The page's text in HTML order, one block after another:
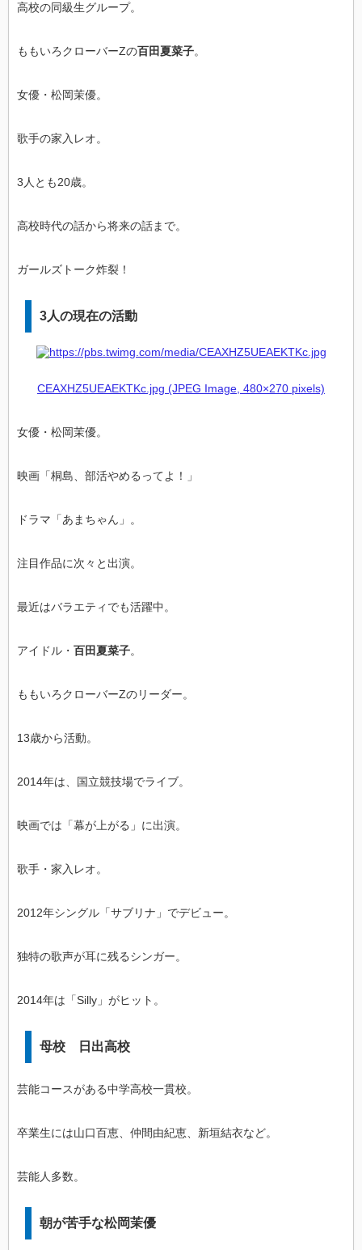
高校の同級生グループ。
ももいろクローバーZの百田夏菜子。
女優・松岡茉優。
歌手の家入レオ。
3人とも20歳。
高校時代の話から将来の話まで。
ガールズトーク炸裂！
3人の現在の活動
CEAXHZ5UEAEKTKc.jpg (JPEG Image, 480×270 pixels)
女優・松岡茉優。
映画「桐島、部活やめるってよ！」
ドラマ「あまちゃん」。
注目作品に次々と出演。
最近はバラエティでも活躍中。
アイドル・ 百田夏菜子。
ももいろクローバーZのリーダー。
13歳から活動。
2014年は、国立競技場でライブ。
映画では「幕が上がる」に出演。
歌手・家入レオ。
2012年シングル「サブリナ」でデビュー。
独特の歌声が耳に残るシンガー。
2014年は「Silly」がヒット。
母校 日出高校
芸能コースがある中学高校一貫校。
卒業生には山口百恵、仲間由紀恵、新垣結衣など。
芸能人多数。
朝が苦手な松岡茉優